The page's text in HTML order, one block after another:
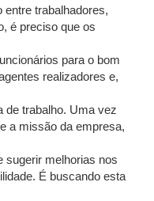
entre trabalhadores,
é preciso que os
para o bom
realizadores e,
de trabalho. Uma vez
a missão da empresa,
sugerir melhorias nos
É buscando esta